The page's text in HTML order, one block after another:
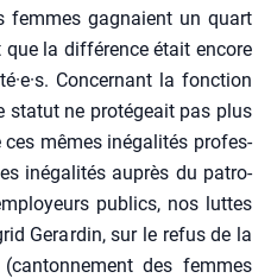
femmes gagnaient un quart
la dif­fé­rence était encore
Concer­nant la fonc­tion
sta­tut ne pro­té­geait pas plus
ces mêmes inéga­li­tés pro­fes­
inéga­li­tés auprès du patro­
publics, nos luttes
Gerar­din, sur le refus de la
des femmes